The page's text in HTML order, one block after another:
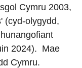
Cymru 2003,
(cyd-olygydd,
2024). Mae
Cymru.